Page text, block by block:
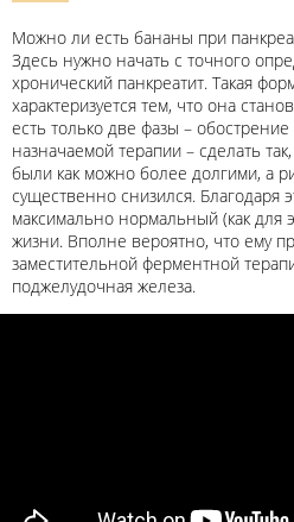
Можно ли есть бананы при
Здесь нужно начать с точного
хронический панкреатит. Такая
характеризуется тем, что она
есть только две фазы –
назначаемой терапии – сделать
были как можно более долгими, а
существенно снизился. Благодаря
максимально нормальный (как для
жизни. Вполне вероятно, что ему
заместительной ферментной
поджелудочная железа.